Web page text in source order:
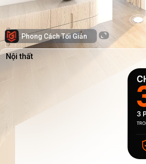
Phong Cách Tối Giản
Nội thất